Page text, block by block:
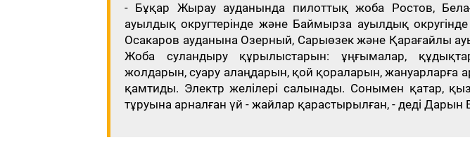
- Бұқар Жырау ауданында пилоттық жоба Ростов,
ауылдық округтерінде және Баймырза ауылдық
Осакаров ауданына Озерный, Сарыөзек және Қарағайлы
Жоба суландыру құрылыстарын: ұңғымалар,
жолдарын, суару алаңдарын, қой қораларын, жануарларға
қамтиды. Электр желілері салынады. Сонымен қатар,
тұруына арналған үй - жайлар қарастырылған, - деді Дарын